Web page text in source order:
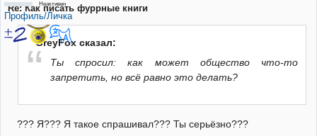
Неактивен
Профиль/Личка
Re: Как писать фуррные книги
GreyFox сказал:
Ты спросил: как может общество что-то
запретить, но всё равно это делать?
??? Я??? Я такое спрашивал??? Ты серьёзно???